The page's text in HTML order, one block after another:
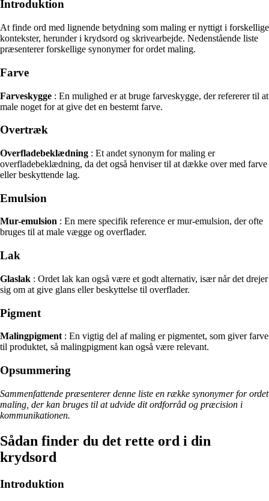
Introduktion
At finde ord med lignende betydning som maling er nyttigt i forskellige
kontekster, herunder i krydsord og skrivearbejde. Nedenstående liste
præsenterer forskellige synonymer for ordet maling.
Farve
Farveskygge : En mulighed er at bruge farveskygge, der refererer til at
male noget for at give det en bestemt farve.
Overtræk
Overfladebeklædning : Et andet synonym for maling er
overfladebeklædning, da det også henviser til at dække over med farve
eller beskyttende lag.
Emulsion
Mur-emulsion : En mere specifik reference er mur-emulsion, der ofte
bruges til at male vægge og overflader.
Lak
Glaslak : Ordet lak kan også være et godt alternativ, især når det drejer
sig om at give glans eller beskyttelse til overflader.
Pigment
Malingpigment : En vigtig del af maling er pigmentet, som giver farve
til produktet, så malingpigment kan også være relevant.
Opsummering
Sammenfattende præsenterer denne liste en række synonymer for ordet
maling, der kan bruges til at udvide dit ordforråd og præcision i
kommunikationen.
Sådan finder du det rette ord i din
krydsord
Introduktion